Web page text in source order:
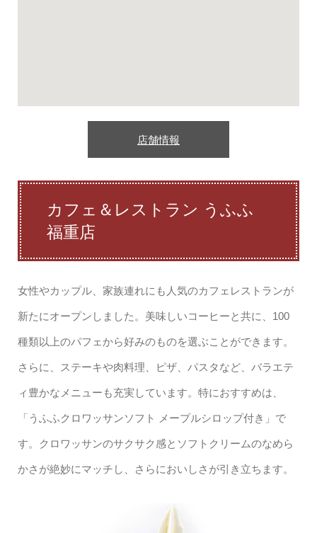
店舗情報
カフェ＆レストラン うふふ
福重店
女性やカップル、家族連れにも人気のカフェレストランが
新たにオープンしました。美味しいコーヒーと共に、100
種類以上のパフェから好みのものを選ぶことができます。
さらに、ステーキや肉料理、ピザ、パスタなど、バラエテ
ィ豊かなメニューも充実しています。特におすすめは、
「うふふクロワッサンソフト メープルシロップ付き」で
す。クロワッサンのサクサク感とソフトクリームのなめら
かさが絶妙にマッチし、さらにおいしさが引き立ちます。